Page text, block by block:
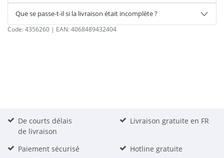
Que se passe-t-il si la livraison était incomplète ?
Code:4356260 | EAN:4068489432404
De courts délais
de livraison
Livraison gratuite en FR
Paiement sécurisé Hotline gratuite